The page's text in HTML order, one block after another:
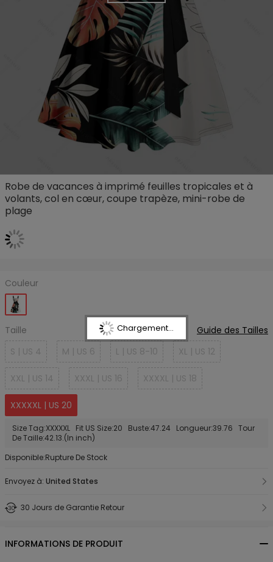
Robe de vacances à imprimé feuilles tropicales et à
volants, col en cœur, coupe trapèze, mini-robe de
plage
Couleur
Taille
Guide des Tailles
S | US 4
M | US 6 L | US 8-10 XL | US 12
XXL | US 14 XXXL | US 16 XXXXL | US 18
XXXXXL | US 20
Size Tag:XXXXXL Fit US Size:20 Buste:47.24 Longueur:39.76 Tour
De Taille:42.13.(In inch)
Disponible:Rupture De Stock
Envoyez à: United States
30 Jours de Garantie Retour
INFORMATIONS DE PRODUIT
Chargement...